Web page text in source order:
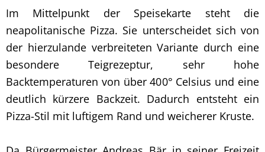
Im Mittelpunkt der Speisekarte steht die
neapolitanische Pizza. Sie unterscheidet sich von
der hierzulande verbreiteten Variante durch eine
besondere Teigrezeptur, sehr hohe
Backtemperaturen von über 400° Celsius und eine
deutlich kürzere Backzeit. Dadurch entsteht ein
Pizza-Stil mit luftigem Rand und weicherer Kruste.